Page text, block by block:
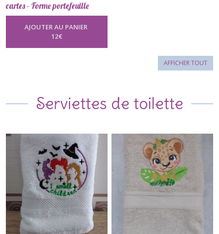
cartes - Forme portefeuille
-Porte Chéquier
AJOUTER AU PANIER
12€
AFFICHER TOUT
Serviettes de toilette